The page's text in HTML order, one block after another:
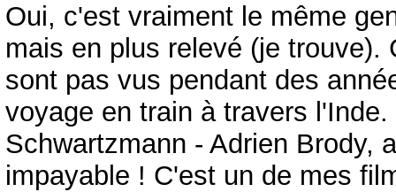
Oui, c'est vraiment le même
mais en plus relevé (je
sont pas vus pendant des
voyage en train à travers
Schwartzmann - Adrien Brody,
impayable ! C'est un de mes